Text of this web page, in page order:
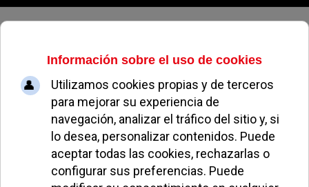
Lunes, 10 de agosto de 2026
Frutas Álvarez
Dirección: C/ Nuestra Señora del Carmen s/n Galería
Comercial 17